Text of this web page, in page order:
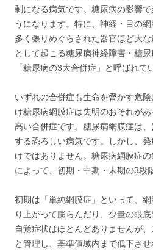
剰になる病気です。糖尿病の影響
うになります。特に、神経・目の
多く張りめぐらされた器官ほど大
として起こる糖尿病神経障害・糖尿
「糖尿病の3大合併症」と呼ばれて
いずれの合併症も生命を脅かす危
け糖尿病網膜症は失明のおそれが
高い合併症です。糖尿病網膜症は
する恐ろしい病気です。しかし、
けではありません。糖尿病網膜症
によって、初期・中期・末期の3段
初期は「単純網膜症」といって、
り上がって膨らんだり、少量の眼底
自覚症状はほとんどありませんが
と管理し、基準値域内まで低下さ